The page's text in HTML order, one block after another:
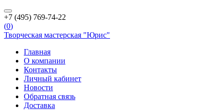
+7 (495) 769-74-22
(0)
Творческая мастерская "Юрис"
Главная
О компании
Контакты
Личный кабинет
Новости
Обратная связь
Доставка